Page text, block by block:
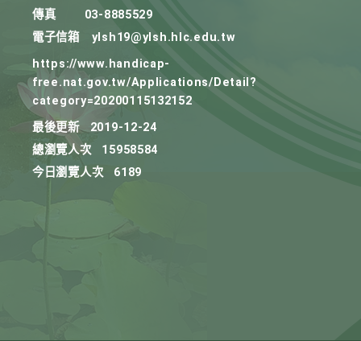
傳真
03-8885529
電子信箱
ylsh19@ylsh.hlc.edu.tw
https://www.handicap-
free.nat.gov.tw/Applications/Detail?
category=20200115132152
最後更新
2019-12-24
總瀏覽人次
15958584
今日瀏覽人次
6189